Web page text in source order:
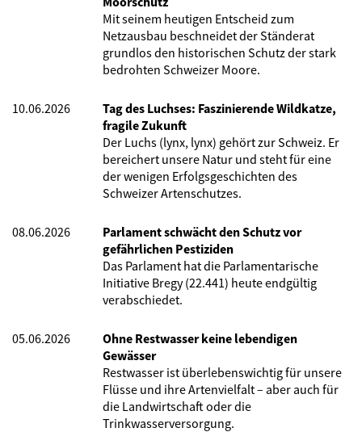
Mit seinem heutigen Entscheid zum
Netzausbau beschneidet der Ständerat
grundlos den historischen Schutz der stark
bedrohten Schweizer Moore.
10.06.2026
Tag des Luchses: Faszinierende Wildkatze,
fragile Zukunft
Der Luchs (lynx, lynx) gehört zur Schweiz. Er
bereichert unsere Natur und steht für eine
der wenigen Erfolgsgeschichten des
Schweizer Artenschutzes.
08.06.2026
Parlament schwächt den Schutz vor
gefährlichen Pestiziden
Das Parlament hat die Parlamentarische
Initiative Bregy (22.441) heute endgültig
verabschiedet.
05.06.2026
Ohne Restwasser keine lebendigen
Gewässer
Restwasser ist überlebenswichtig für unsere
Flüsse und ihre Artenvielfalt – aber auch für
die Landwirtschaft oder die
Trinkwasserversorgung.